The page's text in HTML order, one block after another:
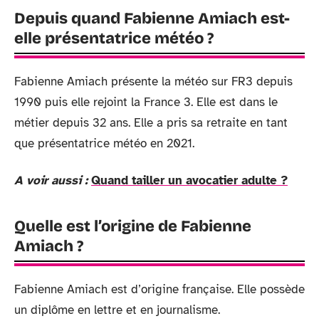
Depuis quand Fabienne Amiach est-
elle présentatrice météo ?
Fabienne Amiach présente la météo sur FR3 depuis
1990 puis elle rejoint la France 3. Elle est dans le
métier depuis 32 ans. Elle a pris sa retraite en tant
que présentatrice météo en 2021.
A voir aussi : Quand tailler un avocatier adulte ?
Quelle est l’origine de Fabienne
Amiach ?
Fabienne Amiach est d’origine française. Elle possède
un diplôme en lettre et en journalisme.